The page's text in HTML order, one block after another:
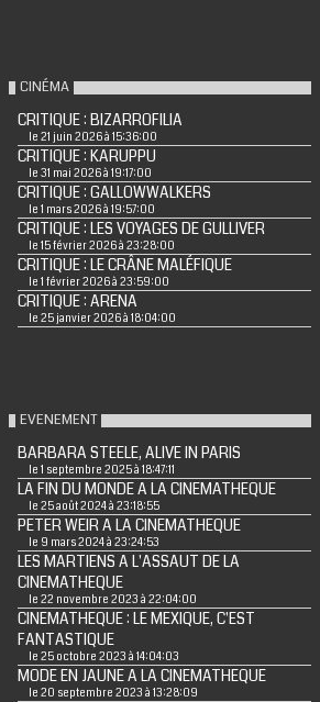
CINÉMA
CRITIQUE : BIZARROFILIA
le 21 juin 2026 à 15:36:00
CRITIQUE : KARUPPU
le 31 mai 2026 à 19:17:00
CRITIQUE : GALLOWWALKERS
le 1 mars 2026 à 19:57:00
CRITIQUE : LES VOYAGES DE GULLIVER
le 15 février 2026 à 23:28:00
CRITIQUE : LE CRÂNE MALÉFIQUE
le 1 février 2026 à 23:59:00
CRITIQUE : ARENA
le 25 janvier 2026 à 18:04:00
EVENEMENT
BARBARA STEELE, ALIVE IN PARIS
le 1 septembre 2025 à 18:47:11
LA FIN DU MONDE A LA CINEMATHEQUE
le 25 août 2024 à 23:18:55
PETER WEIR A LA CINEMATHEQUE
le 9 mars 2024 à 23:24:53
LES MARTIENS A L'ASSAUT DE LA
CINEMATHEQUE
le 22 novembre 2023 à 22:04:00
CINEMATHEQUE : LE MEXIQUE, C'EST
FANTASTIQUE
le 25 octobre 2023 à 14:04:03
MODE EN JAUNE A LA CINEMATHEQUE
le 20 septembre 2023 à 13:28:09